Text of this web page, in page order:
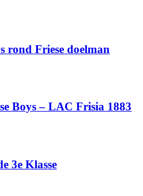
rond Friese doelman
Boys – LAC Frisia 1883
3e Klasse